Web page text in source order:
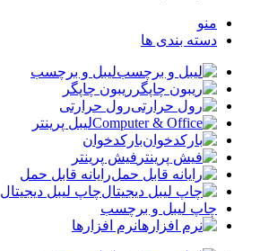
منو
دسته بندی ها
لیبل و برچسب
ریبون چاپگر
رول حرارتی
لیبل پرینتر
بارکدخوان
فیش پرینتر
رایانه قابل حمل
چاپ لیبل دیجیتال
چاپ لیبل و برچسب
نرم افزارها